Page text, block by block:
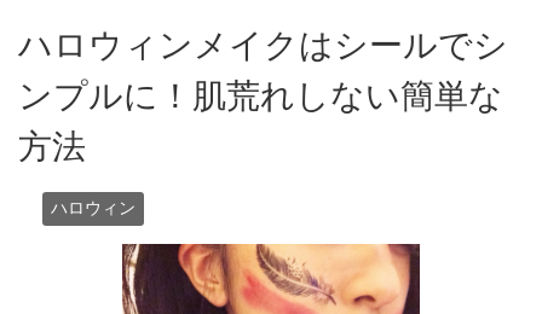
ハロウィンメイクはシールでシ
ンプルに！肌荒れしない簡単な
方法
ハロウィン